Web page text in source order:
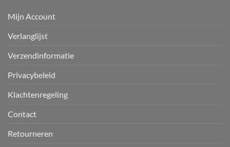
Mijn Account
Verlanglijst
Verzendinformatie
Privacybeleid
Klachtenregeling
Contact
Retourneren